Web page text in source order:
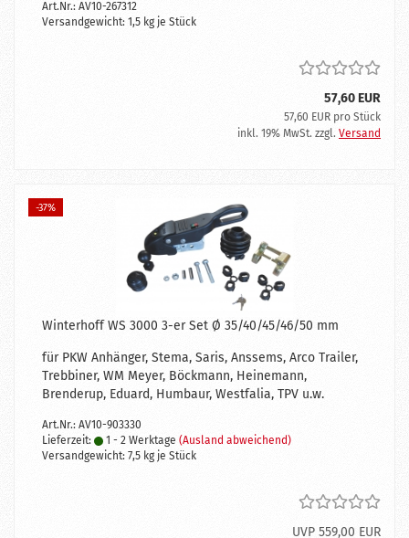
Art.Nr.: AV10-267312
Versandgewicht: 1,5 kg je Stück
57,60 EUR
57,60 EUR pro Stück
inkl. 19% MwSt. zzgl. Versand
-37%
Winterhoff WS 3000 3-er Set Ø 35/40/45/46/50 mm
für PKW Anhänger, Stema, Saris, Anssems, Arco Trailer,
Trebbiner, WM Meyer, Böckmann, Heinemann,
Brenderup, Eduard, Humbaur, Westfalia, TPV u.w.
Art.Nr.: AV10-903330
Lieferzeit:
1 - 2 Werktage (Ausland abweichend)
Versandgewicht: 7,5 kg je Stück
UVP 559,00 EUR